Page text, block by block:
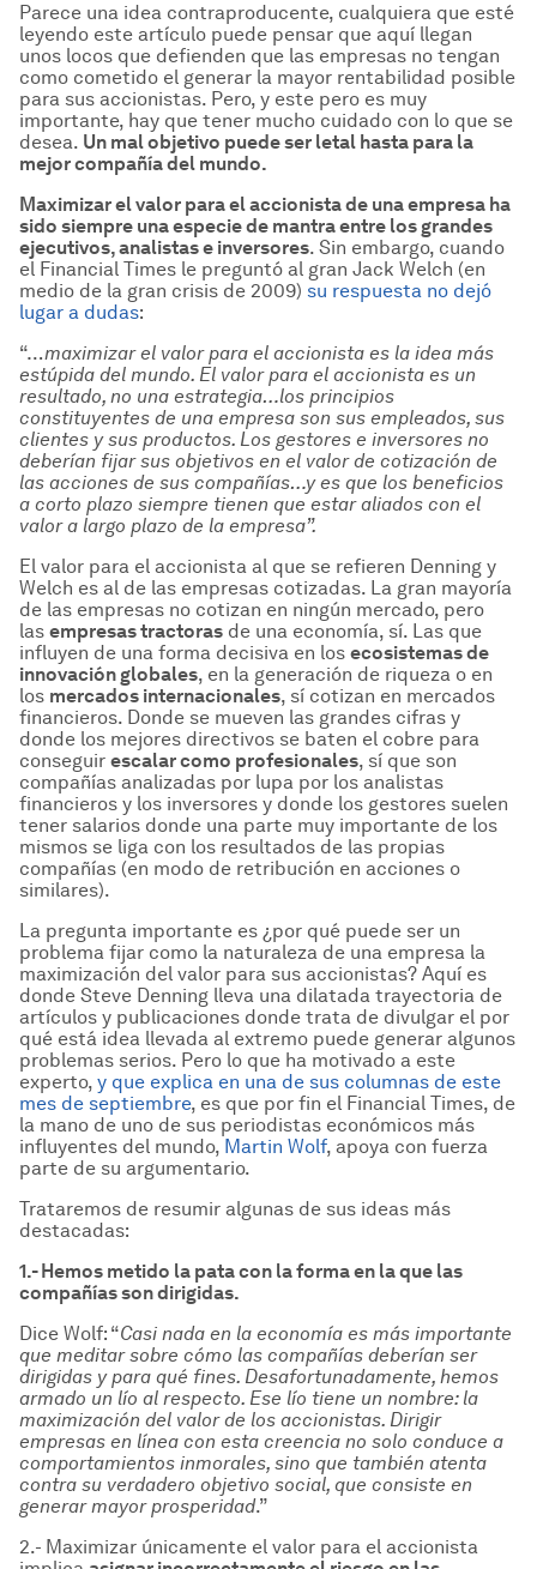
Parece una idea contraproducente, cualquiera que esté
leyendo este artículo puede pensar que aquí llegan
unos locos que defienden que las empresas no tengan
como cometido el generar la mayor rentabilidad posible
para sus accionistas. Pero, y este pero es muy
importante, hay que tener mucho cuidado con lo que se
desea. Un mal objetivo puede ser letal hasta para la
mejor compañía del mundo.
Maximizar el valor para el accionista de una empresa ha
sido siempre una especie de mantra entre los grandes
ejecutivos, analistas e inversores. Sin embargo, cuando
el Financial Times le preguntó al gran Jack Welch (en
medio de la gran crisis de 2009) su respuesta no dejó
lugar a dudas:
“…maximizar el valor para el accionista es la idea más
estúpida del mundo. El valor para el accionista es un
resultado, no una estrategia…los principios
constituyentes de una empresa son sus empleados, sus
clientes y sus productos. Los gestores e inversores no
deberían fijar sus objetivos en el valor de cotización de
las acciones de sus compañías…y es que los beneficios
a corto plazo siempre tienen que estar aliados con el
valor a largo plazo de la empresa”.
El valor para el accionista al que se refieren Denning y
Welch es al de las empresas cotizadas. La gran mayoría
de las empresas no cotizan en ningún mercado, pero
las empresas tractoras de una economía, sí. Las que
influyen de una forma decisiva en los ecosistemas de
innovación globales, en la generación de riqueza o en
los mercados internacionales, sí cotizan en mercados
financieros. Donde se mueven las grandes cifras y
donde los mejores directivos se baten el cobre para
conseguir escalar como profesionales, sí que son
compañías analizadas por lupa por los analistas
financieros y los inversores y donde los gestores suelen
tener salarios donde una parte muy importante de los
mismos se liga con los resultados de las propias
compañías (en modo de retribución en acciones o
similares).
La pregunta importante es ¿por qué puede ser un
problema fijar como la naturaleza de una empresa la
maximización del valor para sus accionistas? Aquí es
donde Steve Denning lleva una dilatada trayectoria de
artículos y publicaciones donde trata de divulgar el por
qué está idea llevada al extremo puede generar algunos
problemas serios. Pero lo que ha motivado a este
experto, y que explica en una de sus columnas de este
mes de septiembre, es que por fin el Financial Times, de
la mano de uno de sus periodistas económicos más
influyentes del mundo, Martin Wolf, apoya con fuerza
parte de su argumentario.
Trataremos de resumir algunas de sus ideas más
destacadas:
1.- Hemos metido la pata con la forma en la que las
compañías son dirigidas.
Dice Wolf: “Casi nada en la economía es más importante
que meditar sobre cómo las compañías deberían ser
dirigidas y para qué fines. Desafortunadamente, hemos
armado un lío al respecto. Ese lío tiene un nombre: la
maximización del valor de los accionistas. Dirigir
empresas en línea con esta creencia no solo conduce a
comportamientos inmorales, sino que también atenta
contra su verdadero objetivo social, que consiste en
generar mayor prosperidad.”
2.- Maximizar únicamente el valor para el accionista